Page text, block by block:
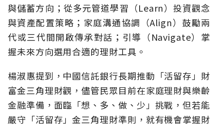
與儲蓄方向；從多元管道學習（Learn）投資觀念
與資產配置策略；家庭溝通協調（Align）鼓勵兩
代或三代間開啟傳承對話；引導（Navigate）掌
握未來方向選用合適的理財工具。
楊淑惠提到，中國信託銀行長期推動「活留存」財
富金三角理財觀，儘管民眾目前在家庭理財與樂齡
金融準備，面臨「想、多、做、少」挑戰，但若能
嚴守「活留存」金三角理財準則，就有機會掌握財